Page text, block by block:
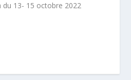
du 13- 15 octobre 2022